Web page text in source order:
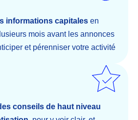
informations capitales en
mois avant les annonces
et pérenniser votre activité
conseils de haut niveau